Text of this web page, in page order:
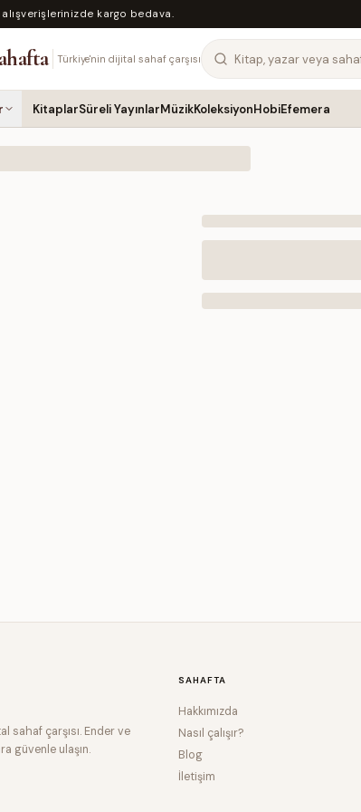
kargo bedava.
Türkiye'nin dijital sahaf çarşısı
KitaplarSüreli YayınlarMüzikKoleksiyonHobiEfemera
sahaf çarşısı. Ender ve
güvenle ulaşın.
SAHAFTA
Hakkımızda
Nasıl çalışır?
Blog
İletişim